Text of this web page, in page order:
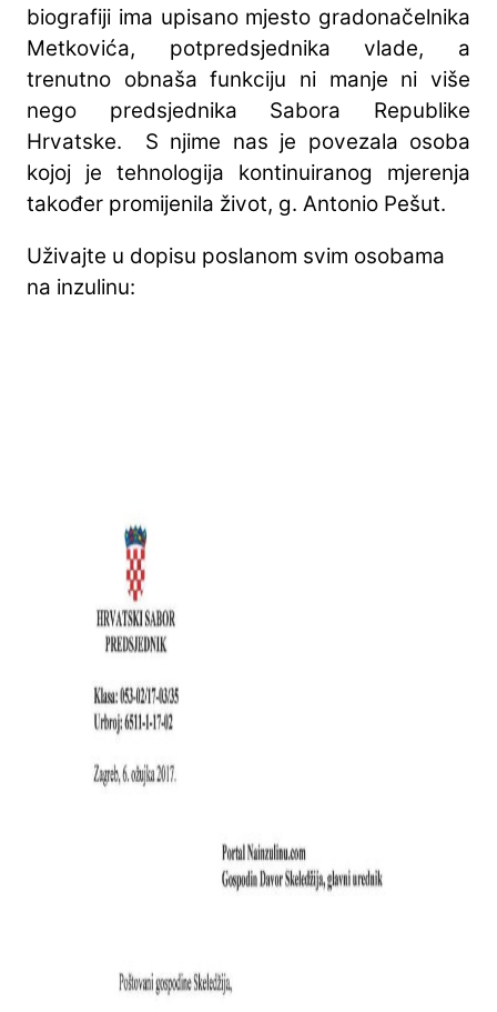
biografiji ima upisano mjesto gradonačelnika
Metkovića, potpredsjednika vlade, a
trenutno obnaša funkciju ni manje ni više
nego predsjednika Sabora Republike
Hrvatske. S njime nas je povezala osoba
kojoj je tehnologija kontinuiranog mjerenja
također promijenila život, g. Antonio Pešut.
Uživajte u dopisu poslanom svim osobama
na inzulinu: